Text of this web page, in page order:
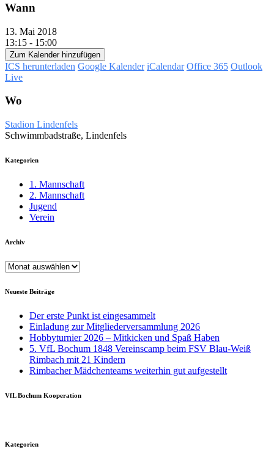
Wann
13. Mai 2018
13:15 - 15:00
Zum Kalender hinzufügen
ICS herunterladen Google Kalender iCalendar Office 365 Outlook
Live
Wo
Stadion Lindenfels
Schwimmbadstraße, Lindenfels
Kategorien
1. Mannschaft
2. Mannschaft
Jugend
Verein
Archiv
Archiv
Neueste Beiträge
Der erste Punkt ist eingesammelt
Einladung zur Mitgliederversammlung 2026
Hobbyturnier 2026 – Mitkicken und Spaß Haben
5. VfL Bochum 1848 Vereinscamp beim FSV Blau-Weiß
Rimbach mit 21 Kindern
Rimbacher Mädchenteams weiterhin gut aufgestellt
VfL Bochum Kooperation
Kategorien